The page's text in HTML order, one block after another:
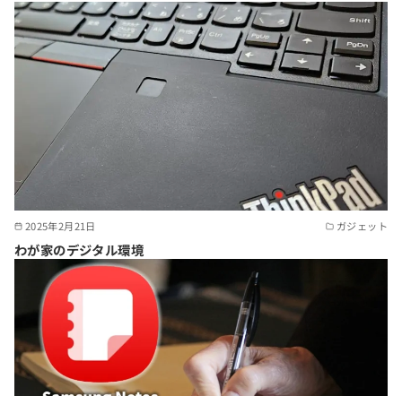
2025年2月21日 ガジェット
わが家のデジタル環境